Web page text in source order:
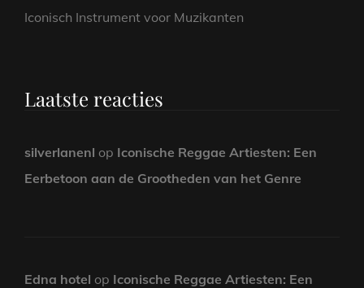
Iconisch Instrument voor Muzikanten
Laatste reacties
silverlanenl op Iconische Reggae Artiesten: Een
Eerbetoon aan de Grootheden van het Genre
Edna hotel op Iconische Reggae Artiesten: Een